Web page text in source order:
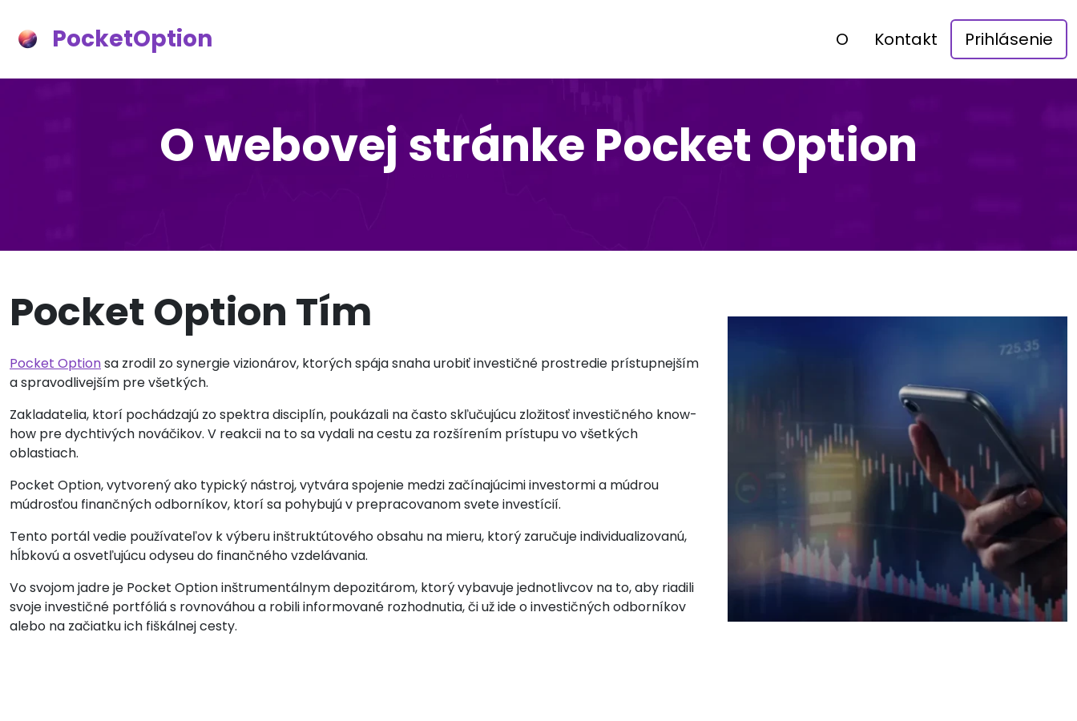
PocketOption O Kontakt Prihlásenie
O webovej stránke Pocket Option
Pocket Option Tím
Pocket Optionsa zrodil zo synergie vizionárov, ktorých spája snaha urobiť investičné prostredie prístupnejším
a spravodlivejším pre všetkých.
Zakladatelia, ktorí pochádzajú zo spektra disciplín, poukázali na často skľučujúcu zložitosť investičného know-
how pre dychtivých nováčikov. V reakcii na to sa vydali na cestu za rozšírením prístupu vo všetkých
oblastiach.
Pocket Option, vytvorený ako typický nástroj, vytvára spojenie medzi začínajúcimi investormi a múdrou
múdrosťou finančných odborníkov, ktorí sa pohybujú v prepracovanom svete investícií.
Tento portál vedie používateľov k výberu inštruktútového obsahu na mieru, ktorý zaručuje individualizovanú,
hĺbkovú a osvetľujúcu odyseu do finančného vzdelávania.
Vo svojom jadre je Pocket Option inštrumentálnym depozitárom, ktorý vybavuje jednotlivcov na to, aby riadili
svoje investičné portfóliá s rovnováhou a robili informované rozhodnutia, či už ide o investičných odborníkov
alebo na začiatku ich fiškálnej cesty.